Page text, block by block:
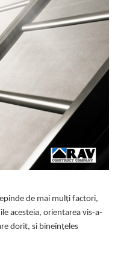
de mai mulți factori,
acesteia, orientarea vis-a-
dorit, si bineînțeles